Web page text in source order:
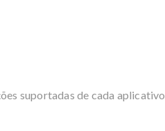
suportadas de cada aplicativo